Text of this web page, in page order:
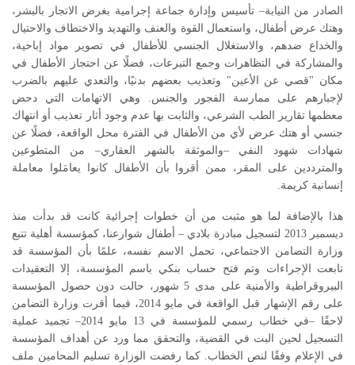
الصادر من النيابة– تأسيس وإدارة جماعة إجرامية بغرض الاتجار بالبشر،
وهتك عرض أطفال، واستعمال القوة والعنف والتهديد والاختطاف والاحتيال
والخداع ضدهم، والاستغلال الجنسي للأطفال في تصوير مواد إباحية،
والمشاركة في التظاهرات وجمع التبرعات، فضلًا عن احتجاز الأطفال في
مكان "قصي عن الأعين" وتعذيب بعضهم بدنيًا، والتعدي عليهم بالضرب
لإجبارهم على ممارسة الفجور والجنس. وهي الاتهامات التي دحض
معظمها تقارير الطب الشرعي، والثابت بها عدم وجود أثار تعذيب أو انتهاك
جنسي أو هتك عرض لأي من الأطفال في الفترة محل الواقعة، فضلًا عن
شهادات شهود النفي –والموثقة بالشهر العقاري– من المتطوعين
والمترددين على المقر، ممن أقروا بأن الأطفال كانوا يعامَلوا معاملة
إنسانية كريمة.
هذا بالإضافة لما هو مثبت من أن خطوات إجرائية كانت قد بدأت منذ
ديسمبر 2013 لتسجيل مبادرة بلادي – أطفال شوارعنا، كمؤسسة أهلية تتبع
وزارة التضامن الاجتماعي، تحمل الاسم نفسه، علمًا بأن المؤسسة قد
تابعت الإجراءات وتم فتح حساب بنكي باسم المؤسسة، إلا التعقيدات
البيروقراطية والأمنية على مدى 5 شهور، حالت دون حصول المؤسسة
على رقم الإشهار قبل الواقعة في مايو 2014، فيما أقرت وزارة التضامن
لاحقًا –في خطاب رسمي للمؤسسة في 13 مايو 2014– تجميد عملية
التسجيل لحين البت في القضية، والتحقق مما ورد عن أهداف المؤسسة
في الإعلام وفقًا لنص الخطاب. كما رفضت الوزارة تسليم المحامين ملف